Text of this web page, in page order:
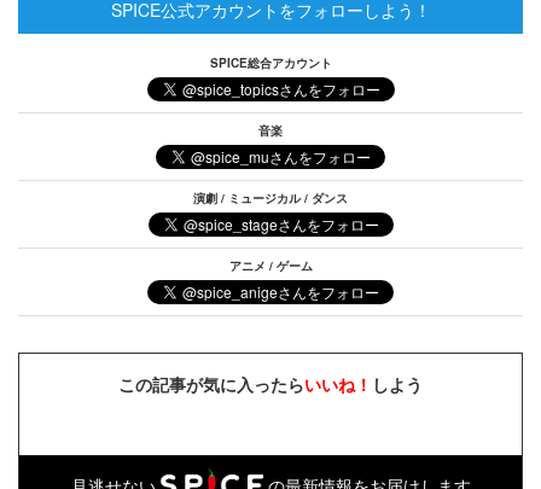
SPICE公式アカウントをフォローしよう！
SPICE総合アカウント
音楽
演劇 / ミュージカル / ダンス
アニメ / ゲーム
この記事が気に入ったらいいね！ しよう